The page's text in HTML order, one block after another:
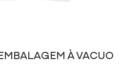
À VACUO